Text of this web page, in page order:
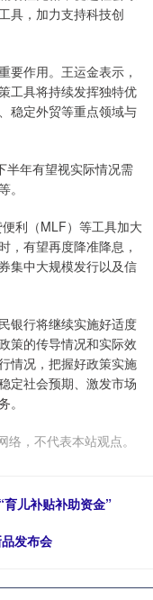
具，加力支持科技创
要作用。王运金表示，
工具将持续发挥独特优
稳定外贸等重点领域与
半年有望视实际情况需
。
利（MLF）等工具加大
，有望再度降准降息，
集中大规模发行以及信
银行将继续实施好适度
策的传导情况和实际效
情况，把握好政策实施
定社会预期、激发市场
。
，不代表本站观点。
儿补贴补助资金”
发布会